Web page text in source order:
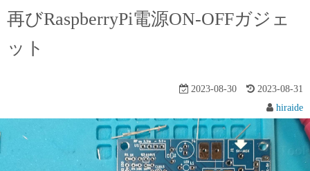
再びRaspberryPi電源ON-OFFガジェ
ット
2023-08-30
2023-08-31
hiraide